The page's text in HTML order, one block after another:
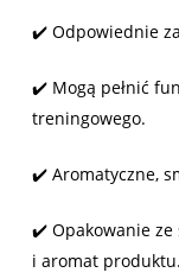
✔️ Odpowiednie
✔️ Mogą pełnić
treningowego.
✔️ Aromatyczne,
✔️ Opakowanie ze
i aromat produktu.